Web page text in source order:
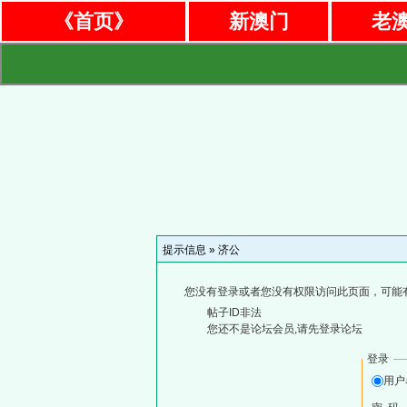
《首页》 新澳门 老
提示信息 » 济公
您没有登录或者您没有权限访问此页面，可能
帖子ID非法
您还不是论坛会员,请先登录论坛
登录
用